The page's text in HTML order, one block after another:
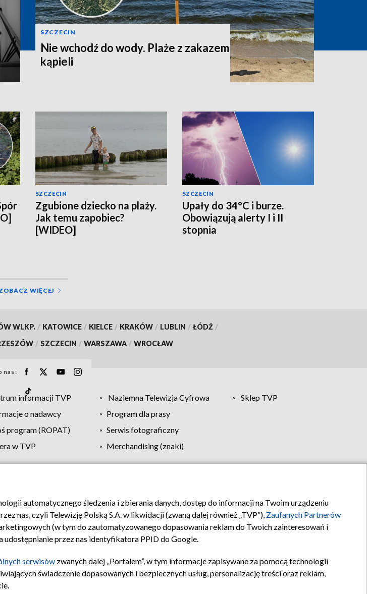
SZCZECIN
Nie wchodź do wody. Plaże z zakazem
kąpieli
SZCZECIN
Zgubione dziecko na plaży.
Jak temu zapobiec?
[WIDEO]
SZCZECIN
Upały do 34°C i burze.
Obowiązują alerty I i II
stopnia
WIĘCEJ
WLKP. / KATOWICE / KIELCE / KRAKÓW / LUBLIN / ŁÓDŹ /
/ SZCZECIN / WARSZAWA / WROCŁAW
nas:
informacji TVP Naziemna Telewizja Cyfrowa
Sklep TVP
o nadawcy
Program dla prasy
program (ROPAT)
Serwis fotograficzny
w TVP
Merchandising (znaki)
Moje zgody Pomoc Biuro reklamy Kontakt
automatycznego śledzenia i zbierania danych, dostęp do informacji na Twoim urządzeniu
nas, czyli Telewizję Polską S.A. w likwidacji (zwaną dalej również „TVP”), Zaufanych Partnerów
(w tym do zautomatyzowanego dopasowania reklam do Twoich zainteresowań i
udostępnianie przez nas identyfikatora PPID do Google.
serwisów zwanych dalej „Portalem”, w tym informacje zapisywane za pomocą technologii
świadczenie dopasowanych i bezpiecznych usług, personalizację treści oraz reklam,